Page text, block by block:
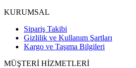
KURUMSAL
Sipariş Takibi
Gizlilik ve Kullanım Şartları
Kargo ve Taşıma Bilgileri
MÜŞTERİ HİZMETLERİ